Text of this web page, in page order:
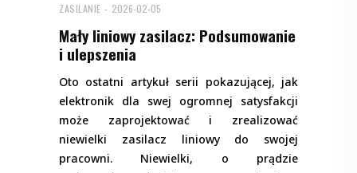
ZASILANIE 2026-02-05
Mały liniowy zasilacz: Podsumowanie
i ulepszenia
Oto ostatni artykuł serii pokazującej, jak
elektronik dla swej ogromnej satysfakcji
może zaprojektować i zrealizować
niewielki zasilacz liniowy do swojej
pracowni. Niewielki, o prądzie